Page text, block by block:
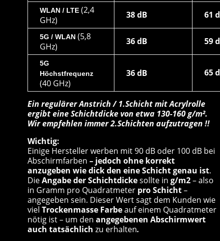
WLAN / LTE (2,4
GHz)
38 dB 61
5G / WLAN (5,8
GHz)
36 dB 59
5G
Höchstfrequenz
(40 GHz)
36 dB 65
Ein regulärer Anstrich / 1.Schicht mit Acrylrolle
ergibt eine Schichtdicke von etwa 130-160 g/m².
Wir empfehlen immer 2.Schichten aufzutragen !!
Wichtig:
Einige Hersteller werben mit 90 dB oder 100 dB bei
Abschirmfarben – jedoch ohne korrekt
anzugeben wie dick den eine Schicht genau ist.
DieAngabe der Schichtdickesollte in g/m2– also
in Gramm pro Quadratmeter pro Schicht–
angegeben sein. Dieser Wert sagt dem Kunden wie
viel Trockenmasse Farbeauf einem Quadratmeter
nötig ist – um den angegebenen Abschirmwert
auch tatsächlich zu erhalten.